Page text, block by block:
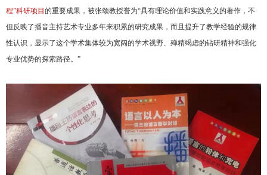
程”科研项目 的重要成果，被张颂教授誉为“具有理论价值和实践意义的著作，不
但反映了播音主持艺术专业多年来积累的研究成果，而且提升了教学经验的规律
性认识，显示了这个学术集体较为宽阔的学术视野、殚精竭虑的钻研精神和强化
专业优势的探索路径。”